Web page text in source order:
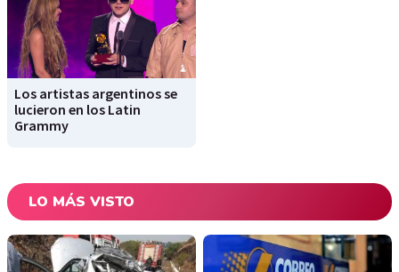
Los artistas argentinos se
lucieron en los Latin
Grammy
LO MÁS VISTO